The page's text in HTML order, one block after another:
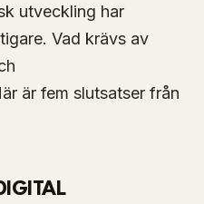
utveckling har
Vad krävs av
är fem slutsatser från